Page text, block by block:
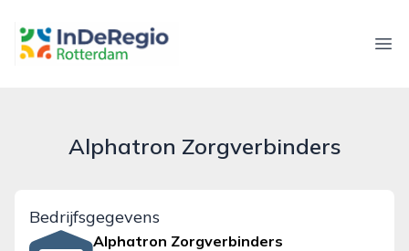
inderegiorotterdam.nl
Alphatron Zorgverbinders
Bedrijfsgegevens
Alphatron Zorgverbinders